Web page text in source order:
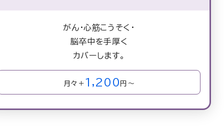
がん・心筋こうそく・
脳卒中を手厚く
カバーします。
月々＋ 1,200 円～